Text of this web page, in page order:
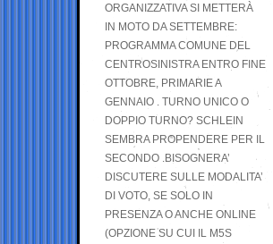
ORGANIZZATIVA SI METTERÀ
IN MOTO DA SETTEMBRE:
PROGRAMMA COMUNE DEL
CENTROSINISTRA ENTRO FINE
OTTOBRE, PRIMARIE A
GENNAIO . TURNO UNICO O
DOPPIO TURNO? SCHLEIN
SEMBRA PROPENDERE PER IL
SECONDO .BISOGNERA’
DISCUTERE SULLE MODALITA’
DI VOTO, SE SOLO IN
PRESENZA O ANCHE ONLINE
(OPZIONE SU CUI IL M5S